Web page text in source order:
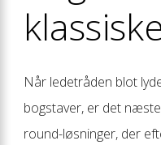
Når ledetråden blot
bogstaver, er det
round-løsninger, der